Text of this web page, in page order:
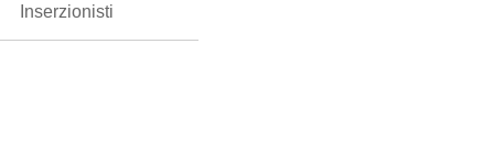
Inserzionisti